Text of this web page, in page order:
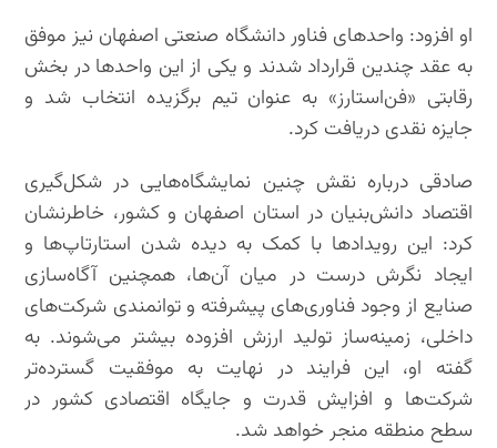
او افزود: واحدهای فناور دانشگاه صنعتی اصفهان نیز موفق
به عقد چندین قرارداد شدند و یکی از این واحدها در بخش
رقابتی «فن‌استارز» به عنوان تیم برگزیده انتخاب شد و
جایزه نقدی دریافت کرد.
صادقی درباره نقش چنین نمایشگاه‌هایی در شکل‌گیری
اقتصاد دانش‌بنیان در استان اصفهان و کشور، خاطرنشان
کرد: این رویدادها با کمک به دیده شدن استارتاپ‌ها و
ایجاد نگرش درست در میان آن‌ها، همچنین آگاه‌سازی
صنایع از وجود فناوری‌های پیشرفته و توانمندی شرکت‌های
داخلی، زمینه‌ساز تولید ارزش افزوده بیشتر می‌شوند. به
گفته او، این فرایند در نهایت به موفقیت گسترده‌تر
شرکت‌ها و افزایش قدرت و جایگاه اقتصادی کشور در
سطح منطقه منجر خواهد شد.